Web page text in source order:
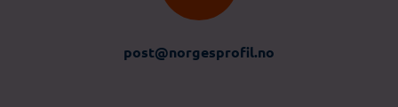
post@norgesprofil.no